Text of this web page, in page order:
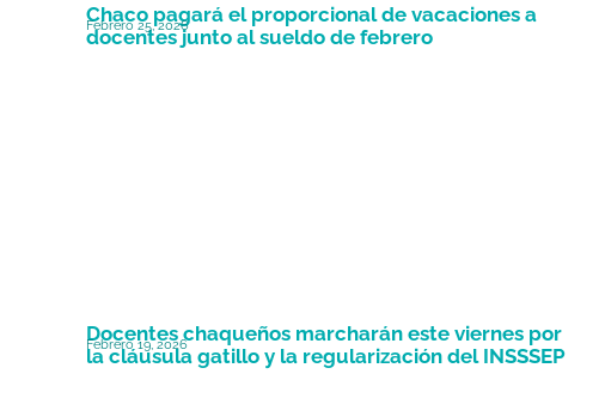
Chaco pagará el proporcional de vacaciones a
docentes junto al sueldo de febrero
Febrero 25, 2026
Docentes chaqueños marcharán este viernes por
la cláusula gatillo y la regularización del INSSSEP
Febrero 19, 2026